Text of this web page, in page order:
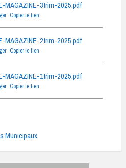
MAGAZINE-3trim-2025.pdf
Copier le lien
MAGAZINE-2trim-2025.pdf
Copier le lien
MAGAZINE-1trim-2025.pdf
Copier le lien
Municipaux